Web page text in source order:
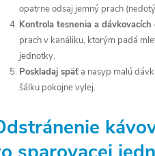
opatrne odsaj jemný prach
Kontrola tesnenia a dávkovacích
prach v kanáliku, ktorým padá
jednotky.
Poskladaj späťa nasyp malú
šálku pokojne vylej.